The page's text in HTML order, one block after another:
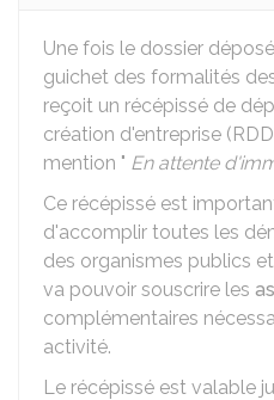
Une fois le dossier
guichet des formalités
reçoit un récépissé de
création d'entreprise
mention " En attente
Ce récépissé est
d'accomplir toutes les
des organismes publics
va pouvoir souscrire les
complémentaires
activité.
Le récépissé est valable